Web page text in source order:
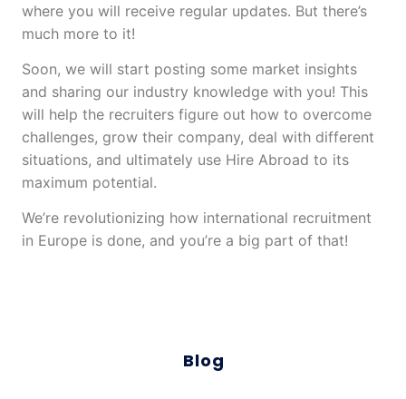
where you will receive regular updates. But there’s
much more to it!
Soon, we will start posting some market insights
and sharing our industry knowledge with you! This
will help the recruiters figure out how to overcome
challenges, grow their company, deal with different
situations, and ultimately use Hire Abroad to its
maximum potential.
We’re revolutionizing how international recruitment
in Europe is done, and you’re a big part of that!
Blog